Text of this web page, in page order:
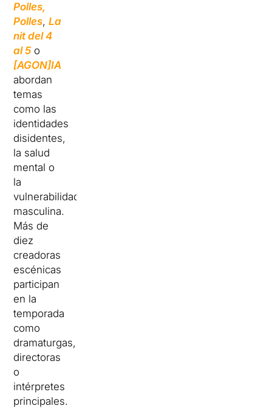
Polles,
Polles,La
nit del 4
al 5 o
[AGON]IA
abordan
temas
como las
identidades
disidentes,
la salud
mental o
la
vulnerabilidad
masculina.
Más de
diez
creadoras
escénicas
participan
en la
temporada
como
dramaturgas,
directoras
o
intérpretes
principales.